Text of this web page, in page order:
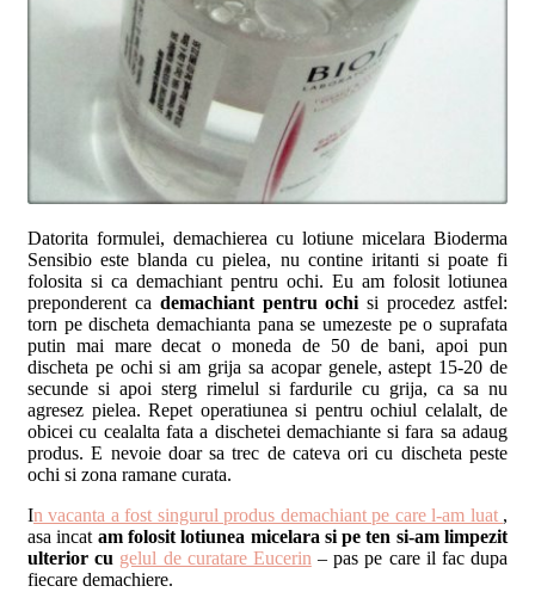
Datorita formulei, demachierea cu lotiune micelara Bioderma
Sensibio este blanda cu pielea, nu contine iritanti si poate fi
folosita si ca demachiant pentru ochi. Eu am folosit lotiunea
preponderent cademachiant pentru ochisi procedez astfel:
torn pe discheta demachianta pana se umezeste pe o suprafata
putin mai mare decat o moneda de 50 de bani, apoi pun
discheta pe ochi si am grija sa acopar genele, astept 15-20 de
secunde si apoi sterg rimelul si fardurile cu grija, ca sa nu
agresez pielea. Repet operatiunea si pentru ochiul celalalt, de
obicei cu cealalta fata a dischetei demachiante si fara sa adaug
produs. E nevoie doar sa trec de cateva ori cu discheta peste
ochi si zona ramane curata.
In vacanta a fost singurul produs demachiant pe care l-am luat ,
asa incat am folosit lotiunea micelara si pe ten si-am limpezit
ulterior cu gelul de curatare Eucerin– pas pe care il fac dupa
fiecare demachiere.